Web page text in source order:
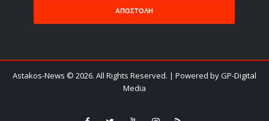
Astakos-News © 2026. All Rights Reserved. | Powered by GP-Digital
Media